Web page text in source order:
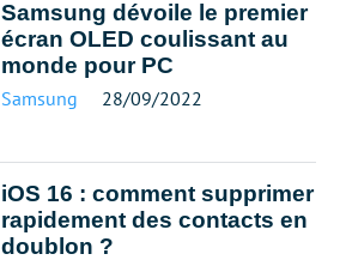
Samsung dévoile le premier
écran OLED coulissant au
monde pour PC
Samsung 28/09/2022
iOS 16 : comment supprimer
rapidement des contacts en
doublon ?